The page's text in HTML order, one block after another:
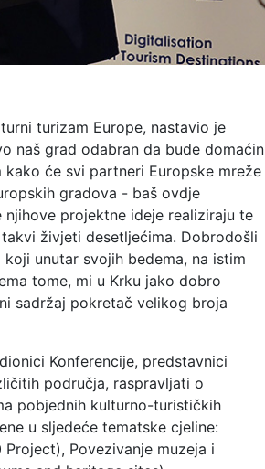
turizam Europe, nastavio je
naš grad odabran da bude domaćin
će svi partneri Europske mreže
gradova - baš ovdje
projektne ideje realiziraju te
živjeti desetljećima. Dobrodošli
unutar svojih bedema, na istim
tome, mi u Krku jako dobro
sadržaj pokretač velikog broja
Konferencije, predstavnici
područja, raspravljati o
pobjednih kulturno-turističkih
u sljedeće tematske cjeline:
Povezivanje muzeja i